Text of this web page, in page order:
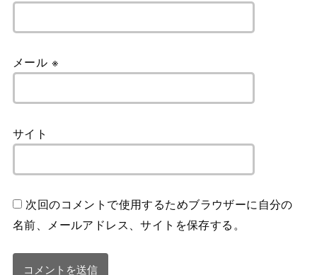
メール ※
サイト
次回のコメントで使用するためブラウザーに自分の
名前、メールアドレス、サイトを保存する。